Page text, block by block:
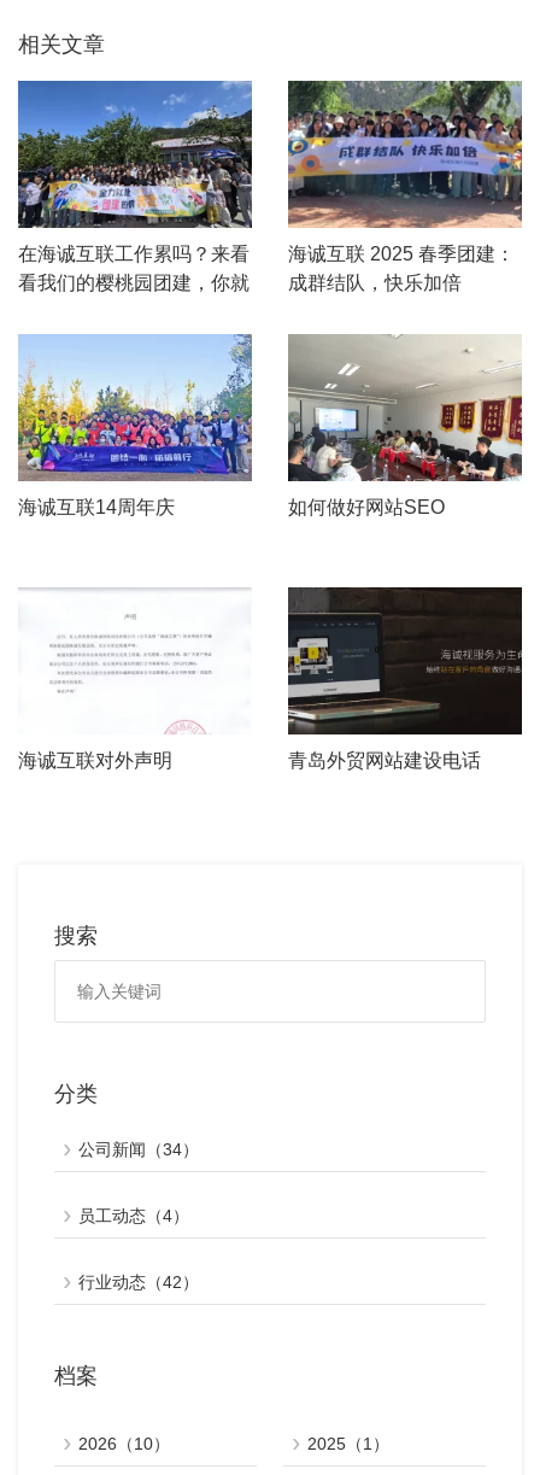
相关文章
在海诚互联工作累吗？来看
看我们的樱桃园团建，你就
海诚互联 2025 春季团建：
成群结队，快乐加倍
海诚互联14周年庆 如何做好网站SEO
海诚互联对外声明 青岛外贸网站建设电话
搜索
分类
公司新闻（34）
员工动态（4）
行业动态（42）
档案
2026（10） 2025（1）